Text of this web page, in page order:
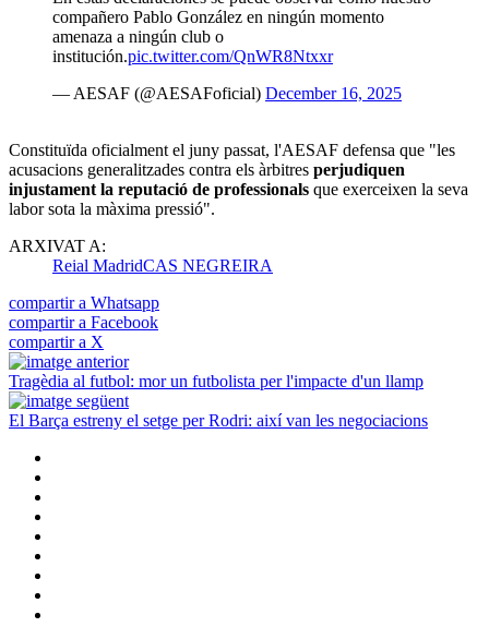
compañero Pablo González en ningún momento
amenaza a ningún club o
institución.pic.twitter.com/QnWR8Ntxxr
— AESAF (@AESAFoficial) December 16, 2025
Constituïda oficialment el juny passat, l'AESAF defensa que "les
acusacions generalitzades contra els àrbitres perjudiquen
injustament la reputació de professionals que exerceixen la seva
labor sota la màxima pressió".
ARXIVAT A:
Reial MadridCAS NEGREIRA
compartir a Whatsapp
compartir a Facebook
compartir a X
Tragèdia al futbol: mor un futbolista per l'impacte d'un llamp
El Barça estreny el setge per Rodri: així van les negociacions